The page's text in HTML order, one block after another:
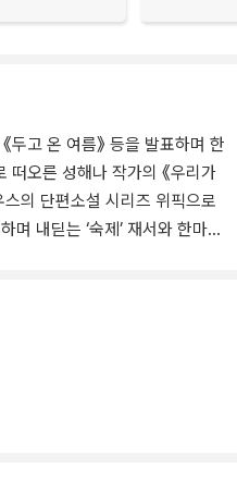
두고 온 여름》 등을 발표하며 한
떠오른 성해나 작가의 《우리가
스의 단편소설 시리즈 위픽으로
며 내딛는 ‘숙제’ 재서와 한마디
고쳐서 다시 쓰기를 원하는
시공”하는 것, ‘재건’으로 기운